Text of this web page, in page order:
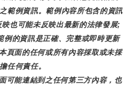
範例資訊。範例內容所包含的資訊
也可能未反映出最新的法律發展;
例的資訊是正確、完整或即時更新
頁面的任何或所有內容採取或未採
任何責任。
可能連結到之任何第三方內容，也